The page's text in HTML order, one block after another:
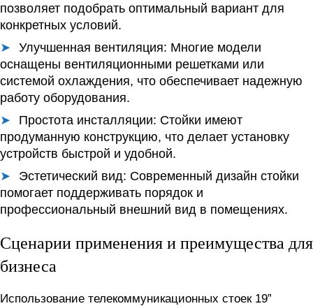
позволяет подобрать оптимальный вариант для
конкретных условий.
Улучшенная вентиляция: Многие модели
оснащены вентиляционными решетками или
системой охлаждения, что обеспечивает надежную
работу оборудования.
Простота инсталляции: Стойки имеют
продуманную конструкцию, что делает установку
устройств быстрой и удобной.
Эстетический вид: Современный дизайн стойки
помогает поддерживать порядок и
профессиональный внешний вид в помещениях.
Сценарии применения и преимущества для
бизнеса
Использование телекоммуникационных стоек 19”